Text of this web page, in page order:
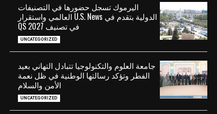
اليرموك تسجل حضورها في التصنيفات
الدولية بتقدم في U.S. News العالمي واستقرار
في تصنيف QS 2027
UNCATEGORIZED
جامعة العلوم والتكنولوجيا تتبادل التهاني بعيد
الفطر وتؤكد رسالتها الوطنية في ظل نعمة
الأمن والسلام
UNCATEGORIZED